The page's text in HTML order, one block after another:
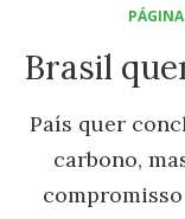
Brasil
País quer
carbono,